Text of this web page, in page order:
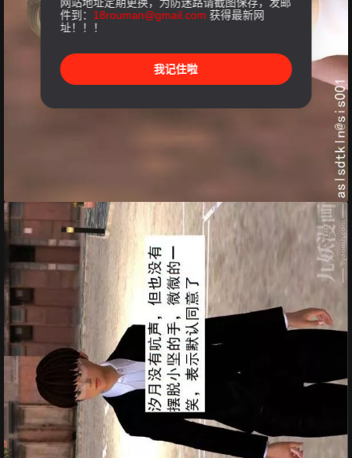
件到： 18rouman@gmail.com 获得最新网
址！！！
我记住啦